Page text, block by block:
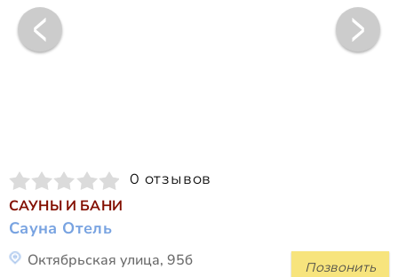
0 отзывов
САУНЫ И БАНИ
Сауна Отель
Позвонить
Октябрьская улица, 95б